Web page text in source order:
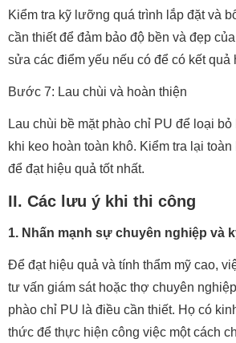
Kiểm tra kỹ lưỡng quá trình lắp đặt và
cần thiết để đảm bảo độ bền và đẹp
sửa các điểm yếu nếu có để có kết quả
Bước 7: Lau chùi và hoàn thiện
Lau chùi bề mặt phào chỉ PU để loại
khi keo hoàn toàn khô. Kiểm tra lại
để đạt hiệu quả tốt nhất.
II. Các lưu ý khi thi công
1. Nhấn mạnh sự chuyên nghiệp và
Để đạt hiệu quả và tính thẩm mỹ cao,
tư vấn giám sát hoặc thợ chuyên
phào chỉ PU là điều cần thiết. Họ có
thức để thực hiện công việc một cách